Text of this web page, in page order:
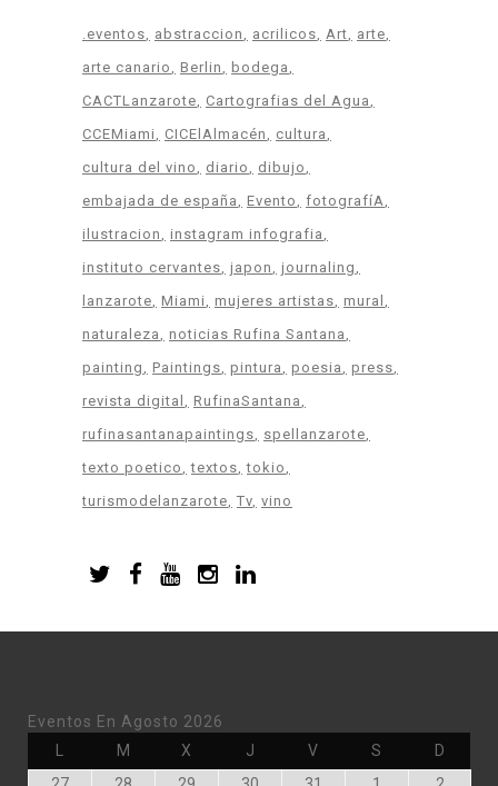
.eventos abstraccion acrilicos Art
arte
arte canario
Berlin
bodega
CACTLanzarote
Cartografias del Agua
CCEMiami
CICElAlmacén
cultura
cultura del vino
diario
dibujo
embajada de españa
Evento
fotografíA
ilustracion
instagram infografia
instituto cervantes japon
journaling
lanzarote Miami mujeres artistas mural
naturaleza
noticias Rufina Santana
painting
Paintings pintura poesia
press
revista digital
RufinaSantana
rufinasantanapaintings
spellanzarote
texto poetico
textos tokio
turismodelanzarote Tv vino
Eventos En Agosto 2026
MMartes X Miércoles
JJueves VViernes S D